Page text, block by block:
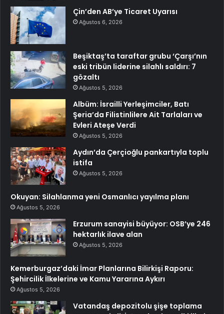
Çin’den AB’ye Ticaret Uyarısı
Ağustos 6, 2026
Beşiktaş’ta taraftar grubu ‘Çarşı’nın
eski tribün liderine silahlı saldırı: 7
gözaltı
Ağustos 5, 2026
Albüm: İsrailli Yerleşimciler, Batı
Şeria’da Filistinlilere Ait Tarlaları ve
Evleri Ateşe Verdi
Ağustos 5, 2026
Aydın’da Çerçioğlu pankartıyla toplu
istifa
Ağustos 5, 2026
Okuyan: Silahlanma yeni Osmanlıcı yayılma planı
Ağustos 5, 2026
Erzurum sanayisi büyüyor: OSB’ye 246
hektarlık ilave alan
Ağustos 5, 2026
Kemerburgaz’daki İmar Planlarına Bilirkişi Raporu:
Şehircilik İlkelerine ve Kamu Yararına Aykırı
Ağustos 5, 2026
Vatandaş depozitolu şişe toplama